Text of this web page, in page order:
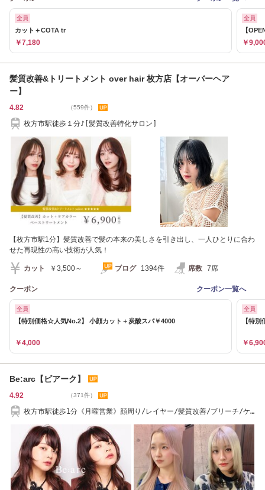
全員
カット＋COTA tr
￥7,180
全員
【
￥
髪質改善&トリートメント over hair 枚方店【オーバーヘア
ー】
4.82 （559件）
枚方市駅徒歩１分♪[髪質改善特化サロン]
【枚方市駅1分】髪質改善で髪の本来の美しさを引き出し、一人ひとりに合わ
せた再現性の高い技術が人気！
カット ￥3,500～ ブログ 1394件 席数 7席
クーポン クーポン一覧へ
全員
【特別価格☆人気No.2】 小顔カット＋炭酸スパ￥4000
￥4,000
全員
【特
￥
Be:arc【ビアーク】
4.92 （371件）
枚方市駅徒歩1分《月曜営業》顔周り/レイヤー/髪質改善/ブリーチ/ケ